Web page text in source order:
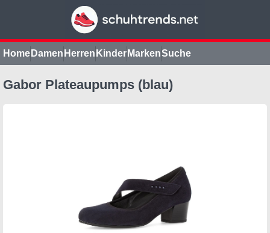
Home Damen Herren Kinder MarkenSuche
Gabor Plateaupumps (blau)